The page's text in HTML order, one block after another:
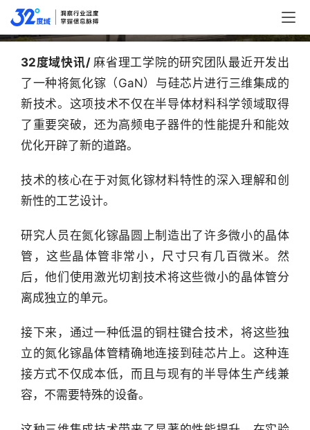
芯片3D集成技术
32度域快讯/ 麻省理工学院的研究团队最近开发出
了一种将氮化镓（GaN）与硅芯片进行三维集成的
新技术。这项技术不仅在半导体材料科学领域取得
了重要突破，还为高频电子器件的性能提升和能效
优化开辟了新的道路。
技术的核心在于对氮化镓材料特性的深入理解和创
新性的工艺设计。
研究人员在氮化镓晶圆上制造出了许多微小的晶体
管，这些晶体管非常小，尺寸只有几百微米。然
后，他们使用激光切割技术将这些微小的晶体管分
离成独立的单元。
接下来，通过一种低温的铜柱键合技术，将这些独
立的氮化镓晶体管精确地连接到硅芯片上。这种连
接方式不仅成本低，而且与现有的半导体生产线兼
容，不需要特殊的设备。